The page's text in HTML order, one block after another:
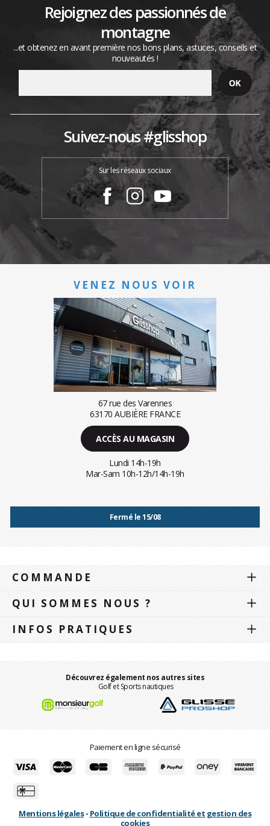
Rejoignez des passionnés de
montagne
...et obtenez en avant première nos bons plans, astuces, conseils et
nouveautés !
Suivez-nous #glisshop
Sur les réseaux sociaux
VENEZ NOUS VOIR
67 rue des Varennes
63170 AUBIÈRE FRANCE
ACCÈS AU MAGASIN
Lundi 14h-19h
Mar-Sam 10h-12h/14h-19h
Fermé le 15/08
COMMANDE
QUI SOMMES NOUS ?
INFOS PRATIQUES
Découvrez également nos autres sites
Golf et Sports nautiques
Paiement en ligne sécurisé
Mentions légales- Politique de confidentialité et gestion des
cookies